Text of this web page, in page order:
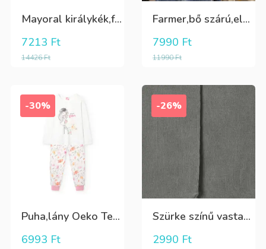
Mayoral királykék,fehér galléros hosszú ujjú póló Tini fiúknak
14426Ft
7213 Ft
Farmer,bő szárú,elöl és oldalt zsebes lány nadrág
11990Ft
7990 Ft
-30%
Puha,lány Oeko Tex bio pamut hosszú pizsama
6993 Ft
-26%
Szürke színű vastag puha harisnya
2990 Ft